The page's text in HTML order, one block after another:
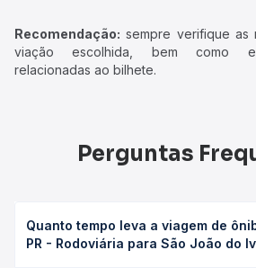
Recomendação: sempre verifique as
viação escolhida, bem como
relacionadas ao bilhete.
Perguntas
Quanto tempo leva a viagem de
PR - Rodoviária para São João do